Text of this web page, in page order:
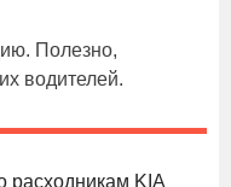
Полезно,
водителей.
расходникам KIA